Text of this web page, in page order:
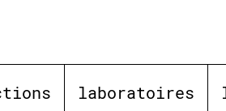
laboratoires